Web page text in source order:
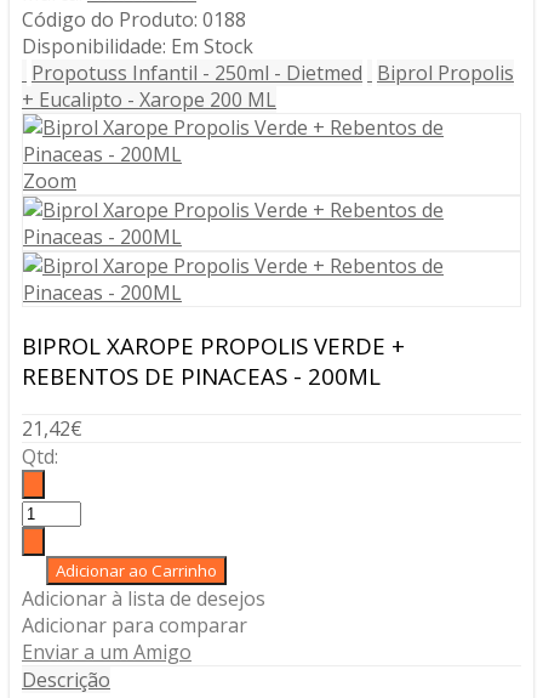
Código do Produto: 0188
Disponibilidade: Em Stock
Propotuss Infantil - 250ml - Dietmed
Biprol Propolis
+ Eucalipto - Xarope 200 ML
Zoom
BIPROL XAROPE PROPOLIS VERDE +
REBENTOS DE PINACEAS - 200ML
21,42€
Qtd:
Adicionar à lista de desejos
Adicionar para comparar
Enviar a um Amigo
Descrição